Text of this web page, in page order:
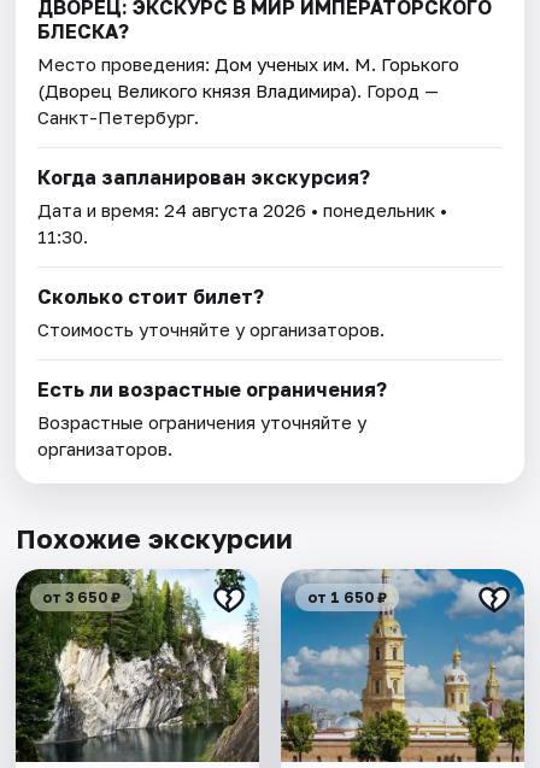
ДВОРЕЦ: ЭКСКУРС В МИР ИМПЕРАТОРСКОГО
БЛЕСКА?
Место проведения: Дом ученых им. М. Горького
(Дворец Великого князя Владимира). Город —
Санкт-Петербург.
Когда запланирован экскурсия?
Дата и время:24 августа 2026 • понедельник •
11:30.
Сколько стоит билет?
Стоимость уточняйте у организаторов.
Есть ли возрастные ограничения?
Возрастные ограничения уточняйте у
организаторов.
Похожие экскурсии
от 3 650 ₽ от 1 650 ₽